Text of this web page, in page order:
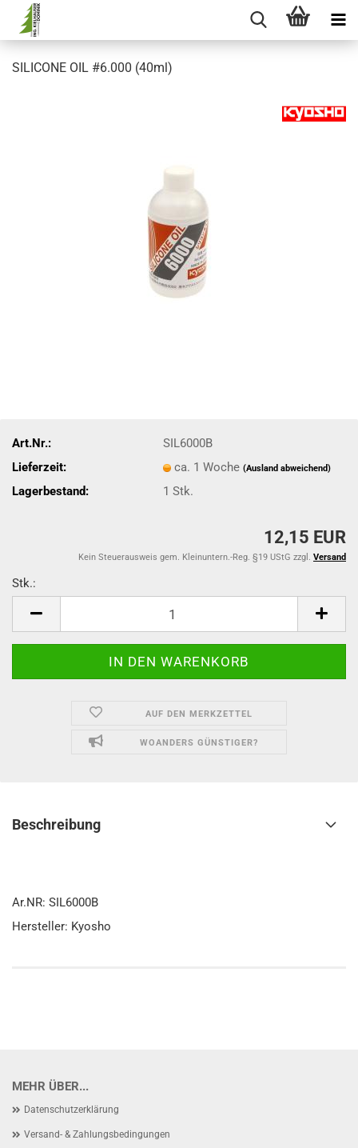
SILICONE OIL #6.000 (40ml)
Art.Nr.:
SIL6000B
Lieferzeit:
ca. 1 Woche(Ausland abweichend)
Lagerbestand: 1Stk.
12,15 EUR
Kein Steuerausweis gem. Kleinuntern.-Reg. §19 UStG zzgl. Versand
Stk.:
AUF DEN MERKZETTEL
WOANDERS GÜNSTIGER?
Beschreibung
Ar.NR: SIL6000B
Hersteller: Kyosho
MEHR ÜBER...
Datenschutzerklärung
Versand- & Zahlungsbedingungen